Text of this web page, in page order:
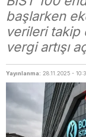
başlarken
verileri takip
vergi artışı
Yayınlanma: 28.11.2025 -